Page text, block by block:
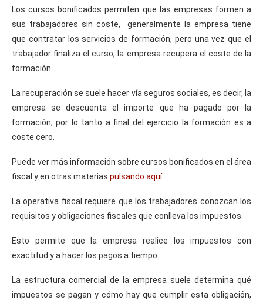
Los cursos bonificados permiten que las empresas formen a
sus trabajadores sin coste, generalmente la empresa tiene
que contratar los servicios de formación, pero una vez que el
trabajador finaliza el curso, la empresa recupera el coste de la
formación.
La recuperación se suele hacer vía seguros sociales, es decir, la
empresa se descuenta el importe que ha pagado por la
formación, por lo tanto a final del ejercicio la formación es a
coste cero.
Puede ver más información sobre cursos bonificados en el área
fiscal y en otras materias pulsando aquí.
La operativa fiscal requiere que los trabajadores conozcan los
requisitos y obligaciones fiscales que conlleva los impuestos.
Esto permite que la empresa realice los impuestos con
exactitud y a hacer los pagos a tiempo.
La estructura comercial de la empresa suele determina qué
impuestos se pagan y cómo hay que cumplir esta obligación,